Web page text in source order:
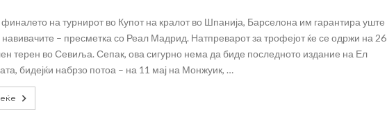
на турнирот во Купот на кралот во Шпанија, Барселона им гарантира уште
навивачите – пресметка со Реал Мадрид. Натпреварот за трофејот ќе се одржи на 26
терен во Севиља. Сепак, ова сигурно нема да биде последното издание на Ел
бидејќи набрзо потоа – на 11 мај на Монжуик, …